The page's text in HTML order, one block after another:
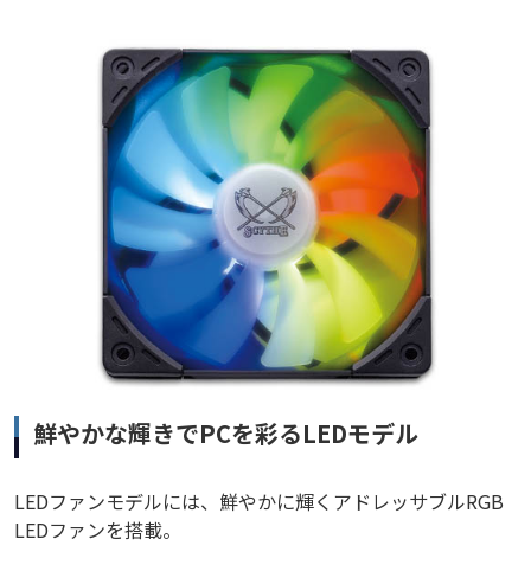
鮮やかな輝きでPCを彩るLEDモデル
LEDファンモデルには、鮮やかに輝くアドレッサブルRGB
LEDファンを搭載。